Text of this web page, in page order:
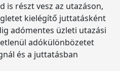
is részt vesz az utazáson,
kielégítő juttatásként
adómentes üzleti utazási
adókülönbözetet
és a juttatásban